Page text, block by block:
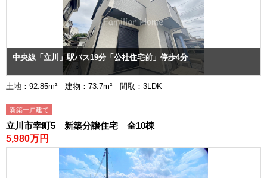
中央線「立川」駅バス19分「公社住宅前」停歩4分
土地：92.85m² 建物：73.7m² 間取：3LDK
新築一戸建て
立川市幸町5 新築分譲住宅 全10棟
5,980万円